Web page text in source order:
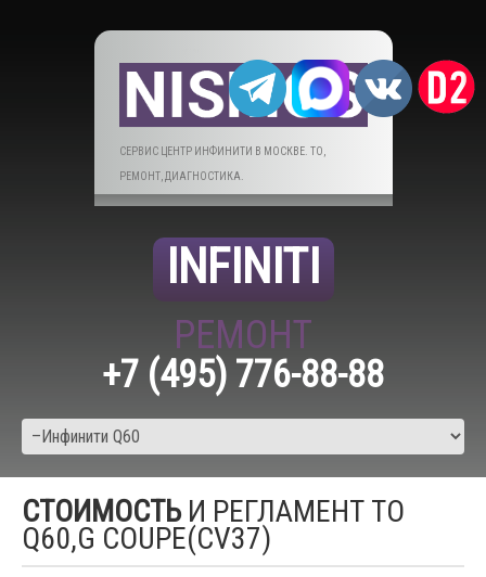
СЕРВИС ЦЕНТР ИНФИНИТИ В МОСКВЕ. ТО,
РЕМОНТ, ДИАГНОСТИКА.
INFINITI
РЕМОНТ
+7 (495) 776-88-88
СТОИМОСТЬИ РЕГЛАМЕНТ ТО
Q60,G COUPE(CV37)